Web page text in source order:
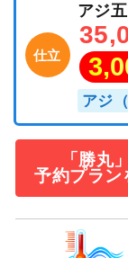
仕立
アジ
アジ
「勝丸
予約プラン